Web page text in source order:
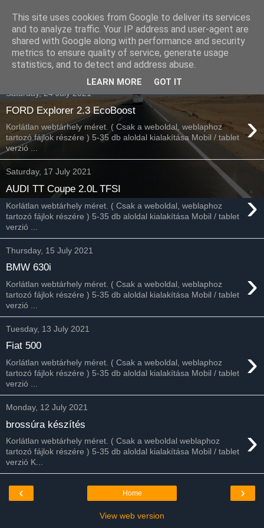
Havidíjas webáruház
keresőoptimalizálás
Saturday, 24 July 2021
FORD Explorer 2.3 EcoBoost ›
Korlátlan webtárhely méret. ( Csak a weboldal, weblaphoz
tartozó fájlok részére ) 5-35 db aloldal kialakítása Mobil / tablet
verzió ...
Saturday, 17 July 2021
AUDI TT Coupe 2.0L TFSI ›
Korlátlan webtárhely méret. ( Csak a weboldal, weblaphoz
tartozó fájlok részére ) 5-35 db aloldal kialakítása Mobil / tablet
verzió ...
Thursday, 15 July 2021
BMW 630i ›
Korlátlan webtárhely méret. ( Csak a weboldal, weblaphoz
tartozó fájlok részére ) 5-35 db aloldal kialakítása Mobil / tablet
verzió ...
Tuesday, 13 July 2021
Fiat 500 ›
Korlátlan webtárhely méret. ( Csak a weboldal, weblaphoz
tartozó fájlok részére ) 5-35 db aloldal kialakítása Mobil / tablet
verzió ...
Monday, 12 July 2021
brossúra készítés ›
Korlátlan webtárhely méret. ( Csak a weboldal weblaphoz
tartozó fájlok részére ) 5-35 db aloldal kialakítása Mobil / tablet
verzió K...
‹ ›
Home
View web version
This site uses cookies from Google to deliver its services
and to analyze traffic. Your IP address and user-agent are
shared with Google along with performance and security
metrics to ensure quality of service, generate usage
statistics, and to detect and address abuse.
LEARN MORE GOT IT